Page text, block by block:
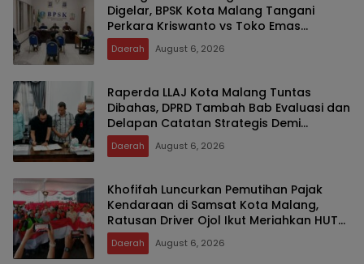
Digelar, BPSK Kota Malang Tangani
Perkara Kriswanto vs Toko Emas
Majusari
Daerah August 6, 2026
Raperda LLAJ Kota Malang Tuntas
Dibahas, DPRD Tambah Bab Evaluasi dan
Delapan Catatan Strategis Demi
Keselamatan Warga
Daerah August 6, 2026
Khofifah Luncurkan Pemutihan Pajak
Kendaraan di Samsat Kota Malang,
Ratusan Driver Ojol Ikut Meriahkan HUT
RIDaerah August 6, 2026